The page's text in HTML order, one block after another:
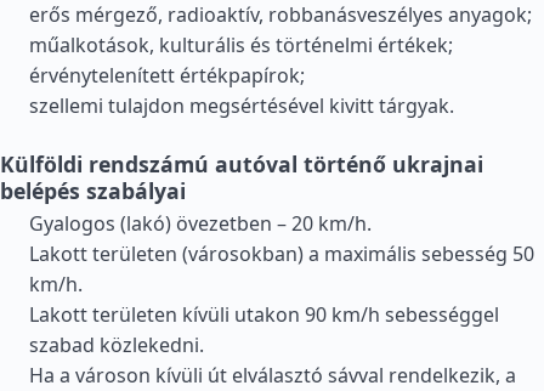
erős mérgező, radioaktív, robbanásveszélyes anyagok;
műalkotások, kulturális és történelmi értékek;
érvénytelenített értékpapírok;
szellemi tulajdon megsértésével kivitt tárgyak.
Külföldi rendszámú autóval történő ukrajnai
belépés szabályai
Gyalogos (lakó) övezetben – 20 km/h.
Lakott területen (városokban) a maximális sebesség 50
km/h.
Lakott területen kívüli utakon 90 km/h sebességgel
szabad közlekedni.
Ha a városon kívüli út elválasztó sávval rendelkezik, a